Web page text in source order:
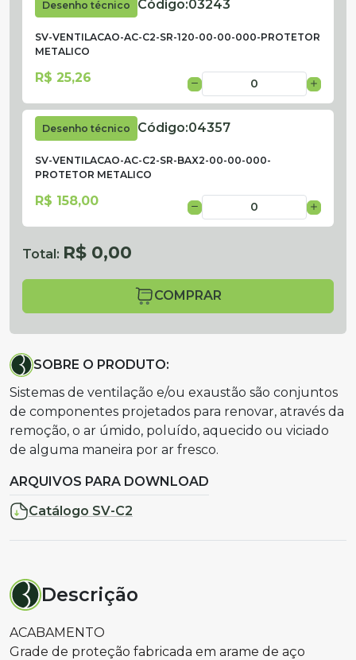
Desenho técnico Código:03243
SV-VENTILACAO-AC-C2-SR-120-00-00-000-PROTETOR
METALICO
R$ 25,26
Desenho técnico Código:04357
SV-VENTILACAO-AC-C2-SR-BAX2-00-00-000-
PROTETOR METALICO
R$ 158,00
Total: R$ 0,00
COMPRAR
SOBRE O PRODUTO:
Sistemas de ventilação e/ou exaustão são conjuntos
de componentes projetados para renovar, através da
remoção, o ar úmido, poluído, aquecido ou viciado
de alguma maneira por ar fresco.
ARQUIVOS PARA DOWNLOAD
Catálogo SV-C2
Descrição
ACABAMENTO
Grade de proteção fabricada em arame de aço